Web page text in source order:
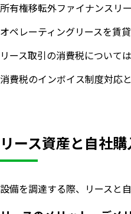
所有権移転外ファイナンスリ
オペレーティングリースを賃
リース取引の消費税について
消費税のインボイス制度対応
リース資産と自社
設備を調達する際、リースと